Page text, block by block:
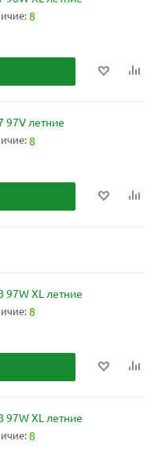
8
97V летние
8
XL летние
8
XL летние
8